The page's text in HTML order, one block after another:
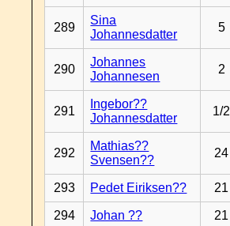
289
Sina
Johannesdatter
5
290
Johannes
Johannesen
2
291
Ingebor??
Johannesdatter
1/2
292
Mathias??
Svensen??
24
293 Pedet Eiriksen?? 21
294 Johan ?? 21